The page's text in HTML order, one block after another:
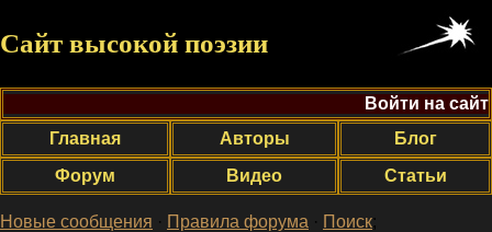
Сайт высокой поэзии
Войти на сайт
Главная
Авторы
Блог
Форум
Видео Статьи
Новые сообщения · Правила форума · Поиск;